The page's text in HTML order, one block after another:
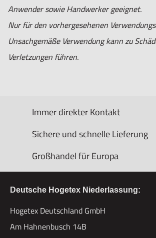
Anwender sowie Handwerker geeignet.
Nur für den vorhergesehenen
Unsachgemäße Verwendung kann zu
Verletzungen führen.
Immer direkter Kontakt
Sichere und schnelle Lieferung
Großhandel für Europa
Deutsche Hogetex Niederlassung:
Hogetex Deutschland GmbH
Am Hahnenbusch 14B